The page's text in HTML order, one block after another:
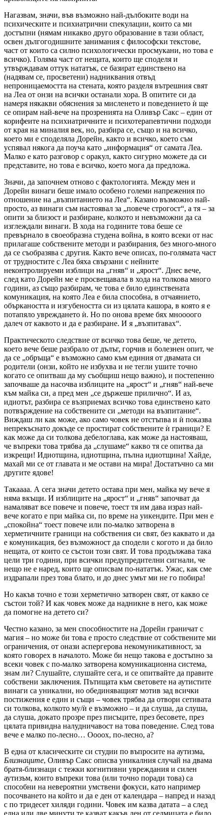
Нагазвам, значи, във възможно най-дълбоките води на
психическите и психиатрични спекулации, които са ми
достъпни (нямам никакво друго образование в тази област,
освен дългогодишните занимания с философски текстове,
част от които са силно психологически просмукани, но това е
всичко). Голяма част от нещата, които ще споделя и
утвърждавам оттук нататък, се базират единствено на
(надявам се, просветени) надниквания отвъд
непроницаемостта на стената, която разделя вътрешния свят
на Леа от онзи на всички останали хора. В опитите си да
намеря някакви обяснения за мисленето и поведението ѝ ще
се опирам най-вече на прозренията на Оливър Сакс – един от
корифеите на психиатричните и психотерапевтични подходи
от края на миналия век, но, разбира се, също и на всичко,
което ми е споделяла Дорейн, както и всичко, което съм
успявал някога да поуча като „информация“ от самата Леа.
Малко е като разговор с оракул, както сигурно можете да си
представите, но това е всичко, което мога да предложа.
Значи, да започнем отново с фактологията. Между мен и
Дорейн винаги беше имало особено големи напрежения по
отношение на „възпитанието на Леа“. Казано възможно най-
просто, аз винаги съм настоявал за „повече строгост“, а тя – за
опити за близост и разбиране, колкото и невъзможни да са
изглеждали винаги. В хода на годините това беше се
превърнало в своеобразна студена война, в която всеки от нас
прилагаше собствените методи и разбирания, без много-много
да се съобразява с другия. Както вече описах, по-голямата част
от трудностите с Леа бяха свързани с нейните
неконтролируеми изблици на „гняв“ и „ярост“. Днес вече,
след като Дорейн ме е просвещавала в хода на толкова много
години, аз също разбирам, че това е било единствената
комуникация, на която Леа е била способна, в отчаянието,
объркаността и изгубеността си из цялата кашора, в която я е
потапяло увреждането ѝ. Но по онова време бях мноооого
далеч от каквото и да е разбиране. И я „възпитавах“.
Практическото следствие от всичко това беше, че детето,
което вече беше разбрало от дълъг, горчив и болезнен опит, че
да се „обръща“ е възможно само към единия от двамата си
родители (онзи, който не избухва и не тегли ушите точно
когато се опитваш да му съобщиш нещо важно), и постепенно
започваше да насочва изблиците на „ярост“ и „гняв“ най-вече
към майка си, а пред мен „се държеше прилично“. И аз,
идиотът, разбира се възприемах всичко това единствено като
потвърждение на собствените си „методи на възпитание“.
Виждаш ли как може, ако само човек не отстъпва и ѝ показва
непрекъснато докъде се простират собствените ѝ граници? Е
как може да си толкова дебелоглава, как може да настояваш,
че въпреки това трябва да „слушаме“ какво тя се опитва да
изкрещи! Идиотщина, идиотщина, пълна идиотщина! Хайде,
махай ми се от главата и ме остави на мира! Достатъчно са ми
другите ядове!
Такаааа. А сега значи детето остава при мен, майка му вече я
няма вкъщи. И изблиците на „ярост“ и „гняв“ започват да
намаляват все повече и повече, тоест тя им дава израз най-
вече когато е при майка си, по време на уикендите. При мен е
„спокойна“ тоест повече или по-малко затворена в
херметичните граници на собствения си свят, без каквато и да
е комуникация, без възможност да сподели с когото и да било
нещата, от които се състои този свят. И това продължава така
цели три години, при всички предупредителни сигнали, че
нещо не е наред, които ще описвам по-нататък. Ужас, как сме
издрапали през това блато, и до днес умът ми не го побира!
Но какъв точно е този херметично затворен свят, от какво се
състои той? И как човек може да надникне в него, как може
да помогне на детето си?
Честно казано, за мен способностите на Дорейн граничат с
магия – но може би това е просто следствие от собствените ми
ограничения, от онази аспергерова некомуникативност, за
която говорех в началото. Може би нещо такова е достъпно за
всеки човек с по-малко затворена комуникационна система,
знам ли? Слушайте, слушайте сега, и се опитвайте да правите
собствени заключения. Пътищата към световете на аутистите
винаги са уникални, но обединяващият мотив зад всички
постижения е един и същи – човек трябва да отвори сетивата
си толкова, колкото му/ѝ е възможно – и да слуша, да слуша,
да слуша, докато прозре през писъците, през бесовете, през
цялата привидна налудничавост на това поведение. След това
вече е малко по-лесно… Оооох, по-лесно, а?
В една от класическите си студии по въпросите на аутизма,
Близнаците, Оливър Сакс описва уникалния случай на двама
братя-близнаци с тежки когнитивни увреждания и силен
аутизъм, които въпреки това (или точно поради това) са
способни на невероятни умствени фокуси, като например
посочването на който и да е ден от календара – напред и назад
с по тридесет хиляди години. Човек им казва датата – а след